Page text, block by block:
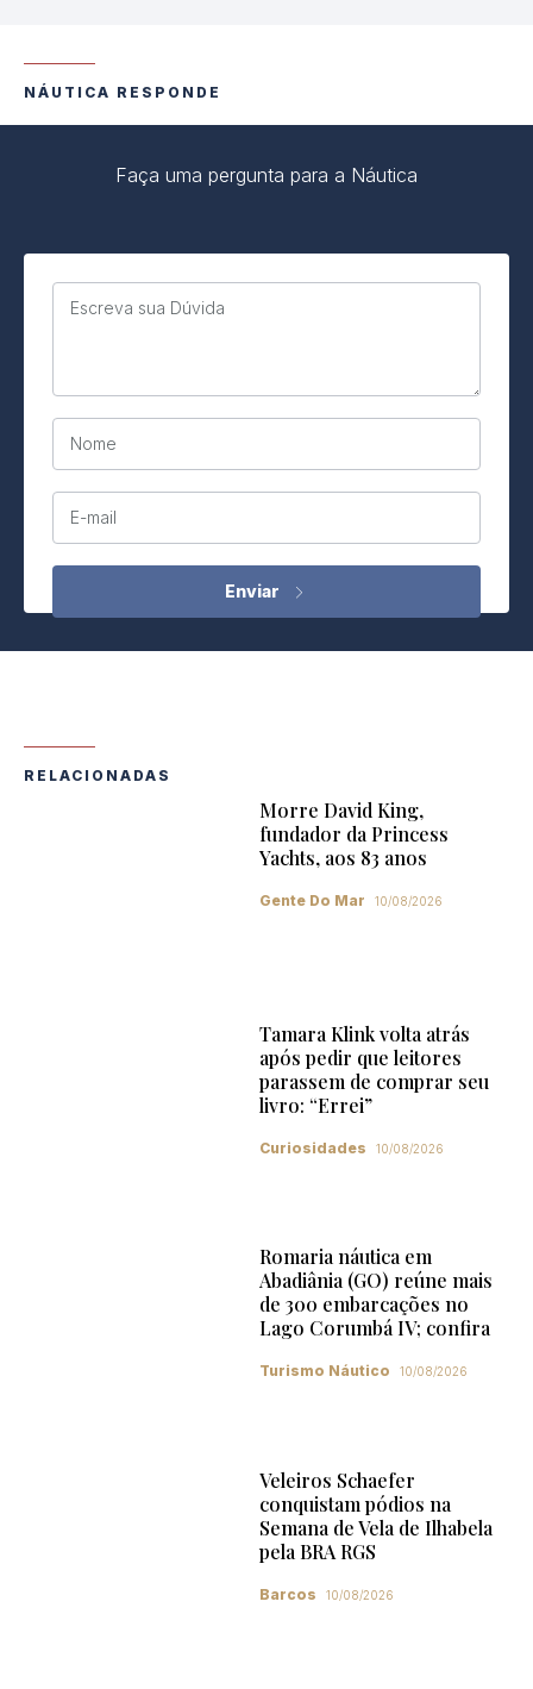
NÁUTICA RESPONDE
Faça uma pergunta para a Náutica
Escreva sua Dúvida
Nome
E-mail
RELACIONADAS
Morre David King,
fundador da Princess
Yachts, aos 83 anos
Gente Do Mar 10/08/2026
Tamara Klink volta atrás
após pedir que leitores
parassem de comprar seu
livro: “Errei”
Curiosidades 10/08/2026
Romaria náutica em
Abadiânia (GO) reúne mais
de 300 embarcações no
Lago Corumbá IV; confira
Turismo Náutico 10/08/2026
Veleiros Schaefer
conquistam pódios na
Semana de Vela de Ilhabela
pela BRA RGS
Barcos 10/08/2026